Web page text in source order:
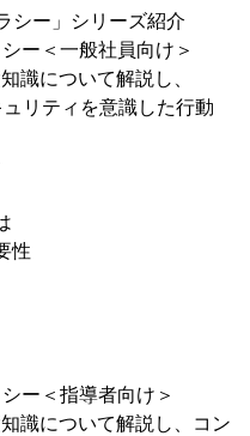
シー」シリーズ紹介
ー＜一般社員向け＞
識について解説し、
リティを意識した行動
性
ー＜指導者向け＞
識について解説し、コン